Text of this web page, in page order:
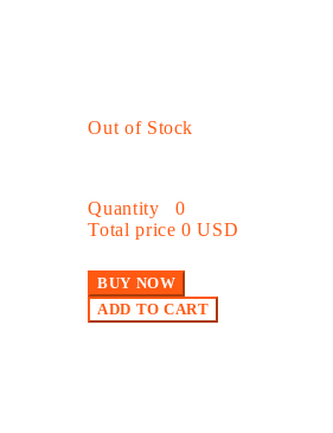
Out of Stock
Quantity
0
Total price 0 USD
BUY NOW
ADD TO CART